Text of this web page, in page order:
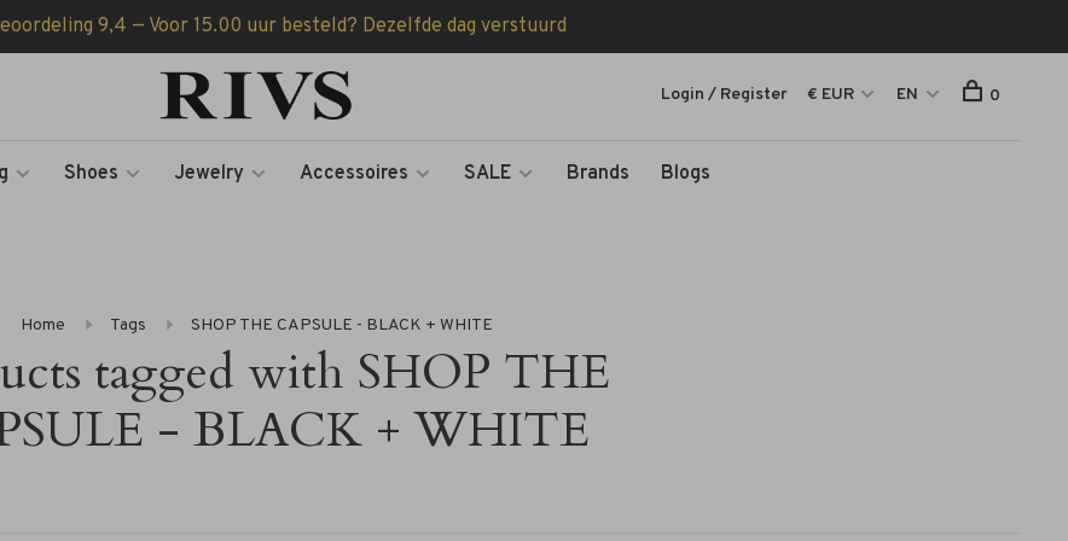
9,4 — Voor 15.00 uur besteld? Dezelfde dag verstuurd
Shoes Jewelry Accessoires SALE Brands Blogs
Login / Register € EUR EN 0
Home Tags SHOP THE CAPSULE - BLACK + WHITE
tagged with SHOP THE
- BLACK + WHITE